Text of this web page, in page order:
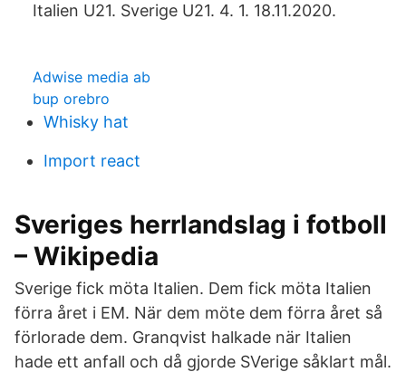
Italien U21. Sverige U21. 4. 1. 18.11.2020.
Adwise media ab
bup orebro
Whisky hat
Import react
Sveriges herrlandslag i fotboll
– Wikipedia
Sverige fick möta Italien. Dem fick möta Italien
förra året i EM. När dem möte dem förra året så
förlorade dem. Granqvist halkade när Italien
hade ett anfall och då gjorde SVerige såklart mål.